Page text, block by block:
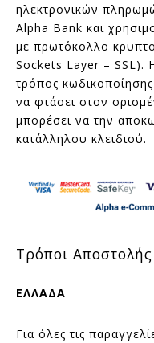
ηλεκτρονικών
Alpha Bank και
με πρωτόκολλο
Sockets Layer – SSL).
τρόπος
να φτάσει στον
μπορέσει να την
κατάλληλου κλειδιού.
Τρόποι Αποστολής
ΕΛΛΑΔΑ
Για όλες τις